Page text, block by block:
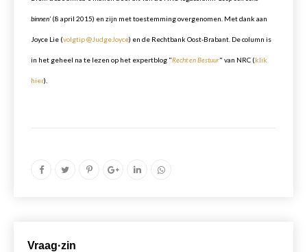
binnen' (8 april 2015) en zijn met toestemming overgenomen. Met dank aan
Joyce Lie (volgtip @JudgeJoyce) en de Rechtbank Oost-Brabant . De column is
in het geheel na te lezen op het expertblog "Recht en Bestuur" van NRC (klik
hier).
Vraag·zin